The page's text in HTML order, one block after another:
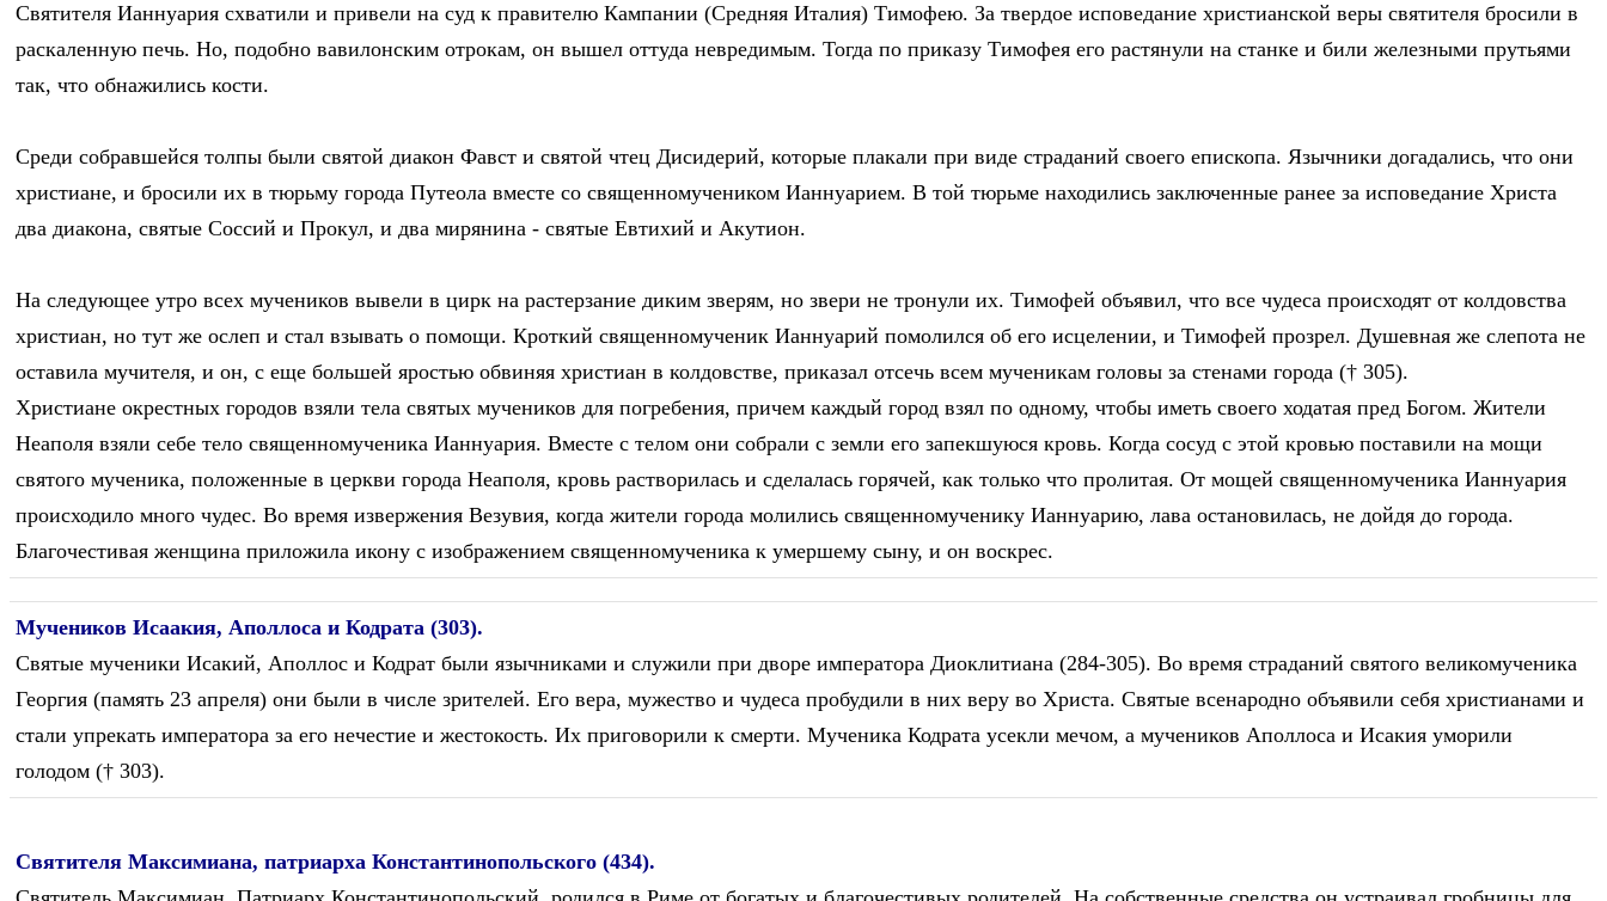
Святителя Ианнуария схватили и привели на суд к правителю Кампании (Средняя Италия) Тимофею. За твердое исповедание христианской веры святителя бросили в
раскаленную печь. Но, подобно вавилонским отрокам, он вышел оттуда невредимым. Тогда по приказу Тимофея его растянули на станке и били железными прутьями
так, что обнажились кости.
Среди собравшейся толпы были святой диакон Фавст и святой чтец Дисидерий, которые плакали при виде страданий своего епископа. Язычники догадались, что они
христиане, и бросили их в тюрьму города Путеола вместе со священномучеником Ианнуарием. В той тюрьме находились заключенные ранее за исповедание Христа
два диакона, святые Соссий и Прокул, и два мирянина - святые Евтихий и Акутион.
На следующее утро всех мучеников вывели в цирк на растерзание диким зверям, но звери не тронули их. Тимофей объявил, что все чудеса происходят от колдовства
христиан, но тут же ослеп и стал взывать о помощи. Кроткий священномученик Ианнуарий помолился об его исцелении, и Тимофей прозрел. Душевная же слепота не
оставила мучителя, и он, с еще большей яростью обвиняя христиан в колдовстве, приказал отсечь всем мученикам головы за стенами города († 305).
Христиане окрестных городов взяли тела святых мучеников для погребения, причем каждый город взял по одному, чтобы иметь своего ходатая пред Богом. Жители
Неаполя взяли себе тело священномученика Ианнуария. Вместе с телом они собрали с земли его запекшуюся кровь. Когда сосуд с этой кровью поставили на мощи
святого мученика, положенные в церкви города Неаполя, кровь растворилась и сделалась горячей, как только что пролитая. От мощей священномученика Ианнуария
происходило много чудес. Во время извержения Везувия, когда жители города молились священномученику Ианнуарию, лава остановилась, не дойдя до города.
Благочестивая женщина приложила икону с изображением священномученика к умершему сыну, и он воскрес.
Мучеников Исаакия, Аполлоса и Кодрата (303).
Святые мученики Исакий, Аполлос и Кодрат были язычниками и служили при дворе императора Диоклитиана (284-305). Во время страданий святого великомученика
Георгия (память 23 апреля) они были в числе зрителей. Его вера, мужество и чудеса пробудили в них веру во Христа. Святые всенародно объявили себя христианами и
стали упрекать императора за его нечестие и жестокость. Их приговорили к смерти. Мученика Кодрата усекли мечом, а мучеников Аполлоса и Исакия уморили
голодом († 303).
Святителя Максимиана, патриарха Константинопольского (434).